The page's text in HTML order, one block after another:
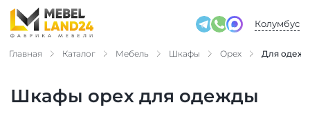
Колумбус
Главная Каталог Мебель Шкафы Орех Для
Шкафы орех для одежды